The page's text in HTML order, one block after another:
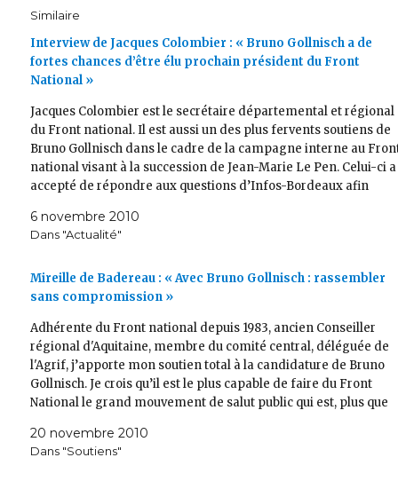
Similaire
Interview de Jacques Colombier : « Bruno Gollnisch a de
fortes chances d’être élu prochain président du Front
National »
Jacques Colombier est le secrétaire départemental et régional
du Front national. Il est aussi un des plus fervents soutiens de
Bruno Gollnisch dans le cadre de la campagne interne au
national visant à la succession de Jean-Marie Le Pen. Celui-ci a
accepté de répondre aux questions d’Infos-Bordeaux afin
6 novembre 2010
Dans "Actualité"
Mireille de Badereau : « Avec Bruno Gollnisch : rassembler
sans compromission »
Adhérente du Front national depuis 1983, ancien Conseiller
régional d'Aquitaine, membre du comité central, déléguée de
l'Agrif, j’apporte mon soutien total à la candidature de Bruno
Gollnisch. Je crois qu’il est le plus capable de faire du Front
National le grand mouvement de salut public qui est, plus que
20 novembre 2010
Dans "Soutiens"